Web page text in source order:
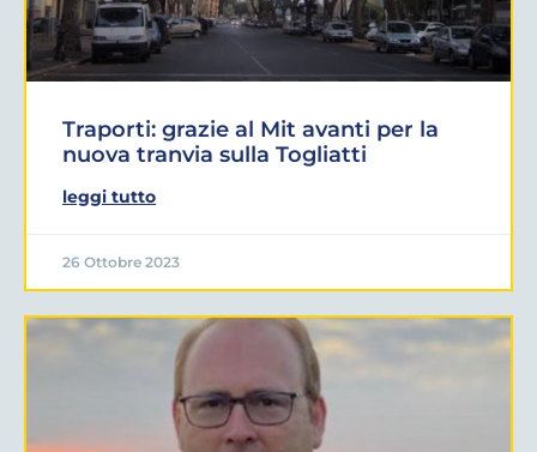
Traporti: grazie al Mit avanti per la
nuova tranvia sulla Togliatti
leggi tutto
26 Ottobre 2023